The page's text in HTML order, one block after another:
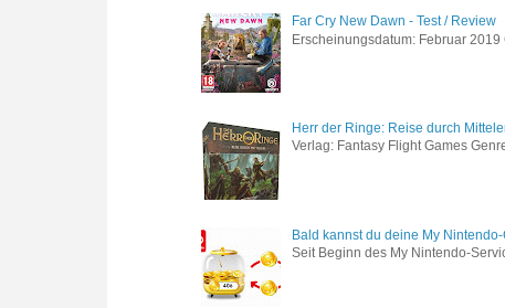
Far Cry New Dawn - Test / Review
Erscheinungsdatum: Februar 2019
Herr der Ringe: Reise durch
Verlag: Fantasy Flight Games
Bald kannst du deine My
Seit Beginn des My Nintendo-